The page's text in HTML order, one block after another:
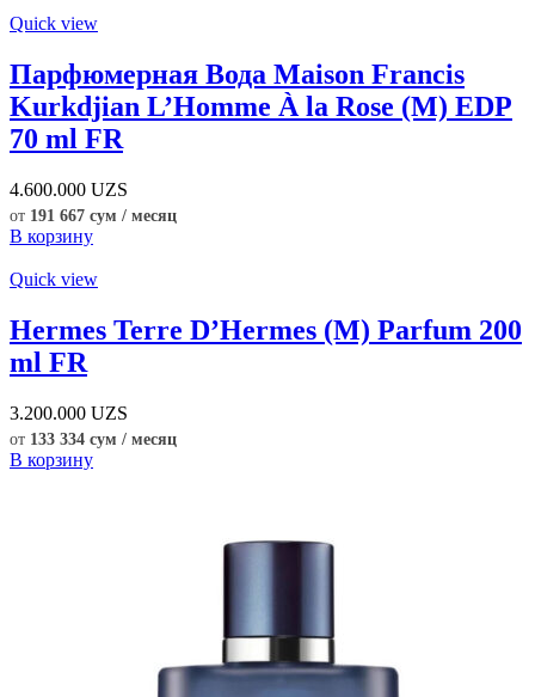
Quick view
Парфюмерная Вода Maison Francis
Kurkdjian L’Homme À la Rose (M) EDP
70 ml FR
4.600.000 UZS
от 191 667 сум / месяц
В корзину
Quick view
Hermes Terre D’Hermes (M) Parfum 200
ml FR
3.200.000 UZS
от 133 334 сум / месяц
В корзину